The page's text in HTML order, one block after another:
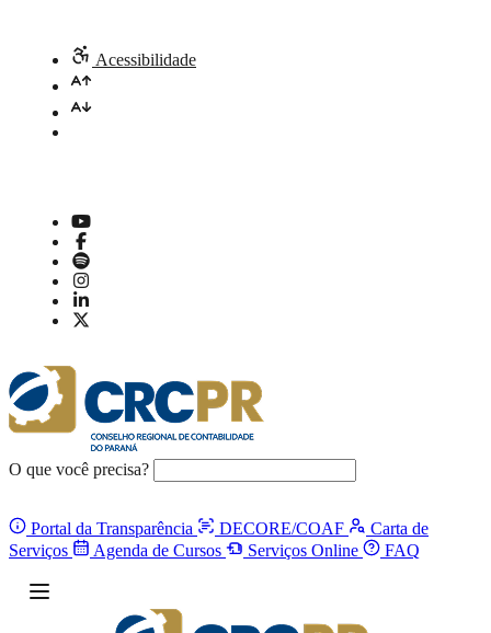
Acessibilidade
O que você precisa?
Portal da Transparência DECORE/COAF
Carta de
Serviços
Agenda de Cursos Serviços Online FAQ